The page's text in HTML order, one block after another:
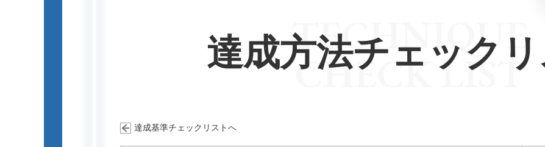
達成方法チェックリ
TECHNIQUE
CHECK LIST
達成基準チェックリストへ